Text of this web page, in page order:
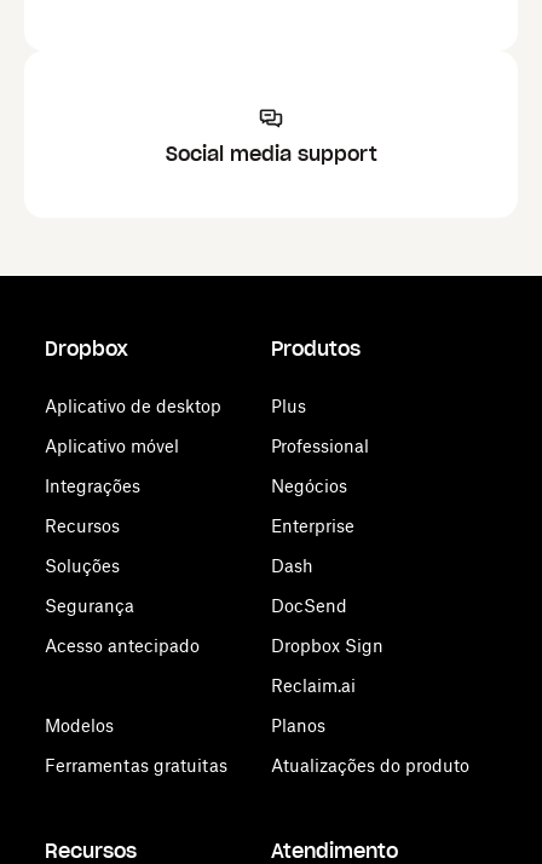
Social media support
Dropbox
Aplicativo de desktop
Aplicativo móvel
Integrações
Recursos
Soluções
Segurança
Acesso antecipado
Modelos
Ferramentas gratuitas
Produtos
Plus
Professional
Negócios
Enterprise
Dash
DocSend
Dropbox Sign
Reclaim.ai
Planos
Atualizações do produto
Recursos Atendimento